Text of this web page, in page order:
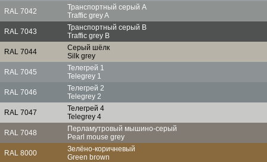
RAL 7042
Транспортный серый A
Traffic grey A
RAL 7043
Транспортный серый B
Traffic grey B
RAL 7044
Серый шёлк
Silk grey
RAL 7045
Телегрей 1
Telegrey 1
RAL 7046
Телегрей 2
Telegrey 2
RAL 7047
Телегрей 4
Telegrey 4
RAL 7048
Перламутровый мышино-серый
Pearl mouse grey
RAL 8000
Зелёно-коричневый
Green brown